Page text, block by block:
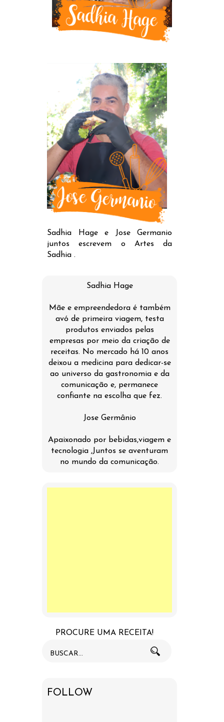
Sadhia Hage e Jose Germanio
juntos escrevem o Artes da
Sadhia .
Sadhia Hage
Mãe e empreendedora é também
avó de primeira viagem, testa
produtos enviados pelas
empresas por meio da criação de
receitas. No mercado há 10 anos
deixou a medicina para dedicar-se
ao universo da gastronomia e da
comunicação e, permanece
confiante na escolha que fez.
Jose Germânio
Apaixonado por bebidas,viagem e
tecnologia ,Juntos se aventuram
no mundo da comunicação.
PROCURE UMA RECEITA!
FOLLOW